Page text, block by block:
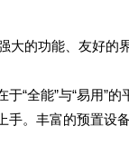
大的功能、友好
于“全能”与“易用
手。丰富的预置设